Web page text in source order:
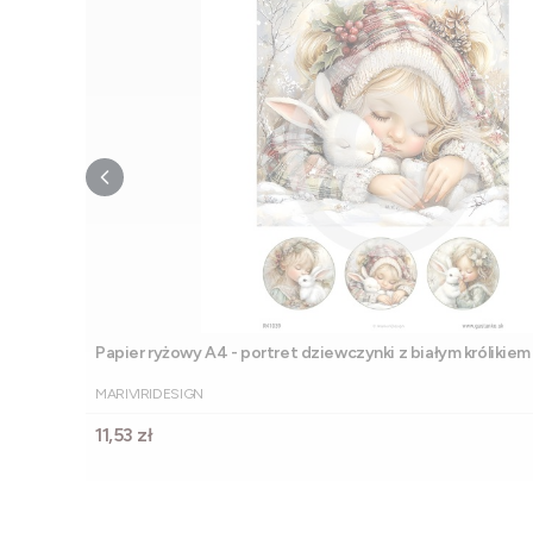
Papier ryżowy A4 - portret dziewczynki z białym
PRODUCENT
MARIVIRIDESIGN
Cena
11,53 zł